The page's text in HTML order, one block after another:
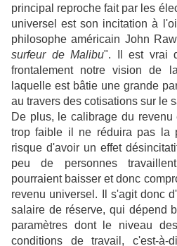
principal reproche fait par les
universel est son incitation à
philosophe américain John
surfeur de Malibu". Il est vrai
frontalement notre vision de
laquelle est bâtie une grande
au travers des cotisations sur le
De plus, le calibrage du
trop faible il ne réduira pas la
risque d'avoir un effet
peu de personnes
pourraient baisser et donc
revenu universel. Il s'agit donc
salaire de réserve, qui dépend
paramètres dont le niveau
conditions de travail, c'est-à-